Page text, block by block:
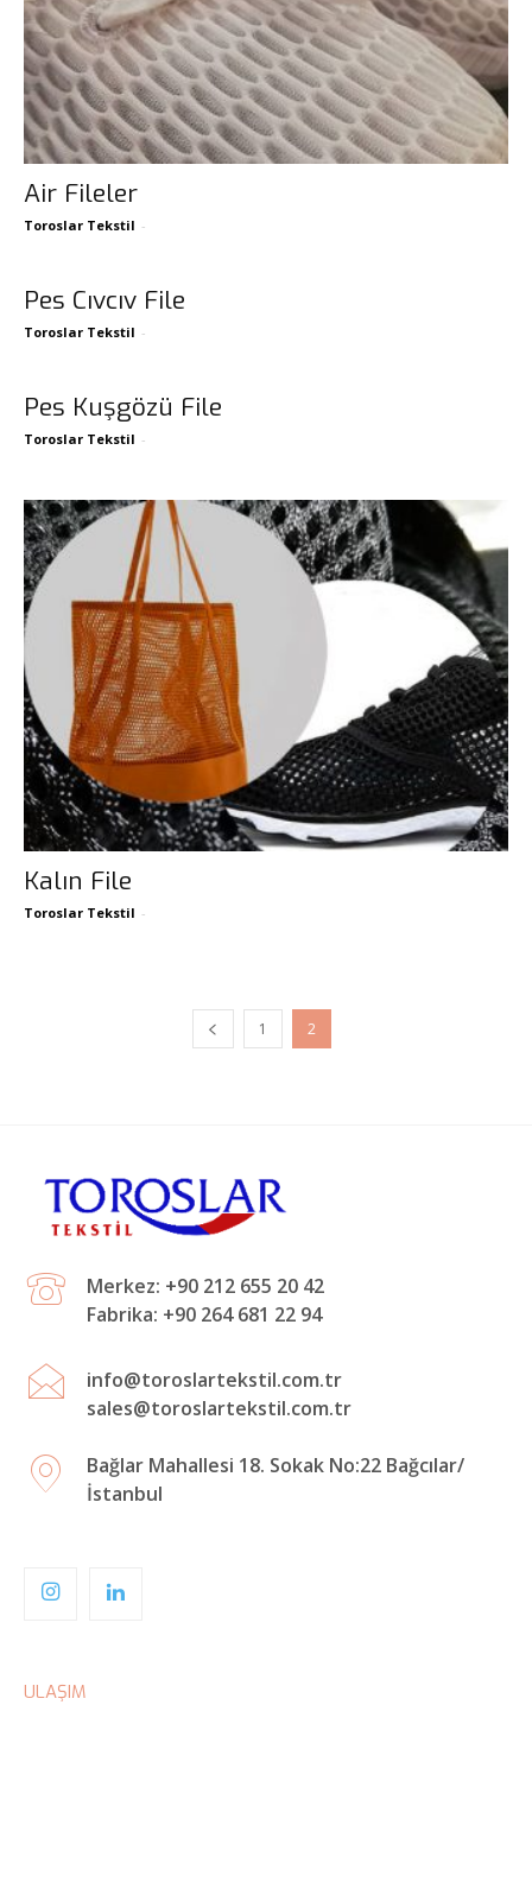
Air Fileler
Toroslar Tekstil -
Pes Cıvcıv File
Toroslar Tekstil -
Pes Kuşgözü File
Toroslar Tekstil -
Kalın File
Toroslar Tekstil -
1 2
Merkez: +90 212 655 20 42
Fabrika: +90 264 681 22 94
info@toroslartekstil.com.tr
sales@toroslartekstil.com.tr
Bağlar Mahallesi 18. Sokak No:22 Bağcılar/
İstanbul
ULAŞIM